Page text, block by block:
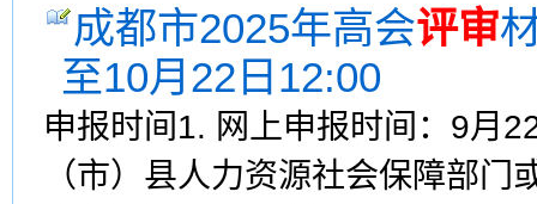
成都市2025年高会评审
至10月22日12:00
申报时间1. 网上申报时间：9月
（市）县人力资源社会保障部